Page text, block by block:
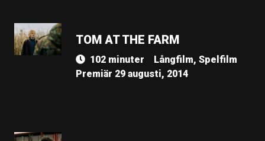
TOM AT THE FARM
102 minuter
Långfilm, Spelfilm
Premiär 29 augusti, 2014